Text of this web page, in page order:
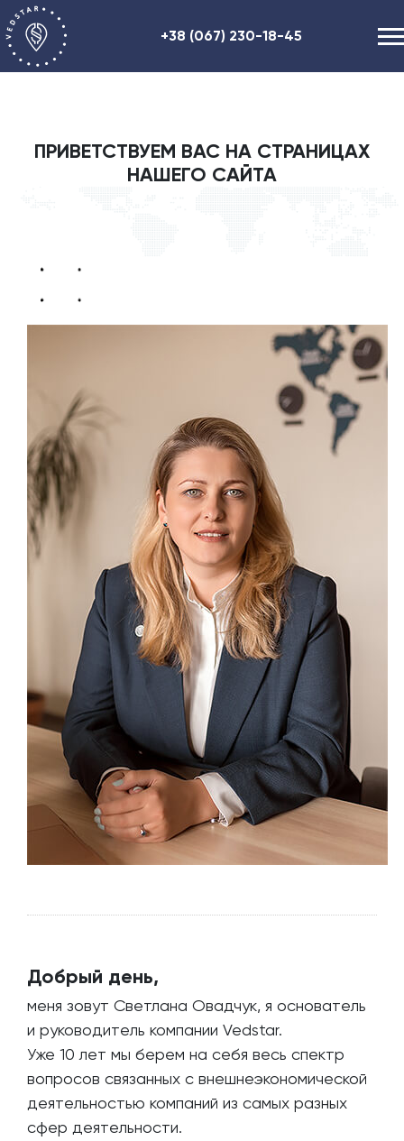
Полезная информация
+38 (067) 230-18-45
ПРИВЕТСТВУЕМ ВАС НА СТРАНИЦАХ
НАШЕГО САЙТА
Добрый день,
меня зовут Светлана Овадчук, я основатель
и руководитель компании Vedstar.
Уже 10 лет мы берем на себя весь спектр
вопросов связанных с внешнеэкономической
деятельностью компаний из самых разных
сфер деятельности.